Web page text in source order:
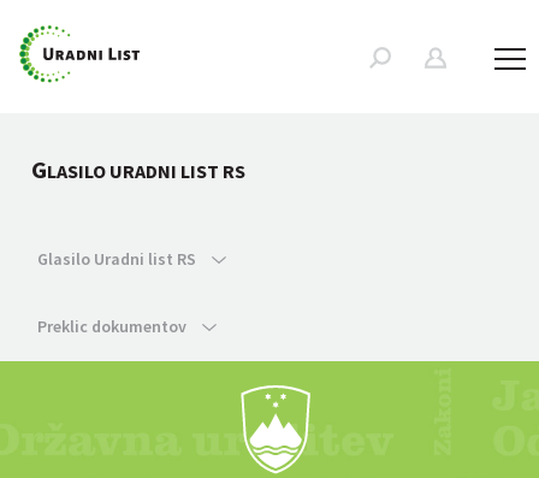
GLASILO URADNI LIST RS
Glasilo Uradni list RS
Preklic dokumentov